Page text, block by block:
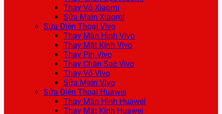
Thay Vỏ Xiaomi
Sửa Main Xiaomi
Sửa Điện Thoại Vivo
Thay Màn Hình Vivo
Thay Mặt Kính Vivo
Thay Pin Vivo
Thay Chân Sạc Vivo
Thay Vỏ Vivo
Sửa Main Vivo
Sửa Điện Thoại Huawei
Thay Màn Hình Huawei
Thay Mặt Kính Huawei